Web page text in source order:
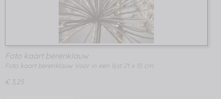
Foto kaart berenklauw
Foto kaart berenklauw Voor in een lijst 21 x 15 cm
€ 3,25